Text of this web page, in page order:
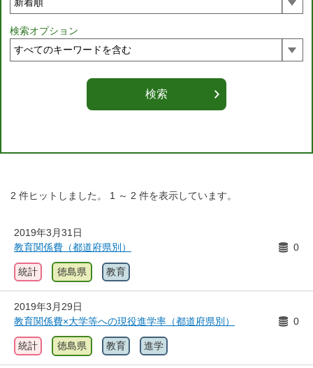
検索オプション
2 件ヒットしました。 1 ～ 2 件を表示しています。
2019年3月31日
教育関係費（都道府県別）
0
統計 徳島県 教育
2019年3月29日
教育関係費×大学等への現役進学率（都道府県別）
0
統計 徳島県 教育 進学